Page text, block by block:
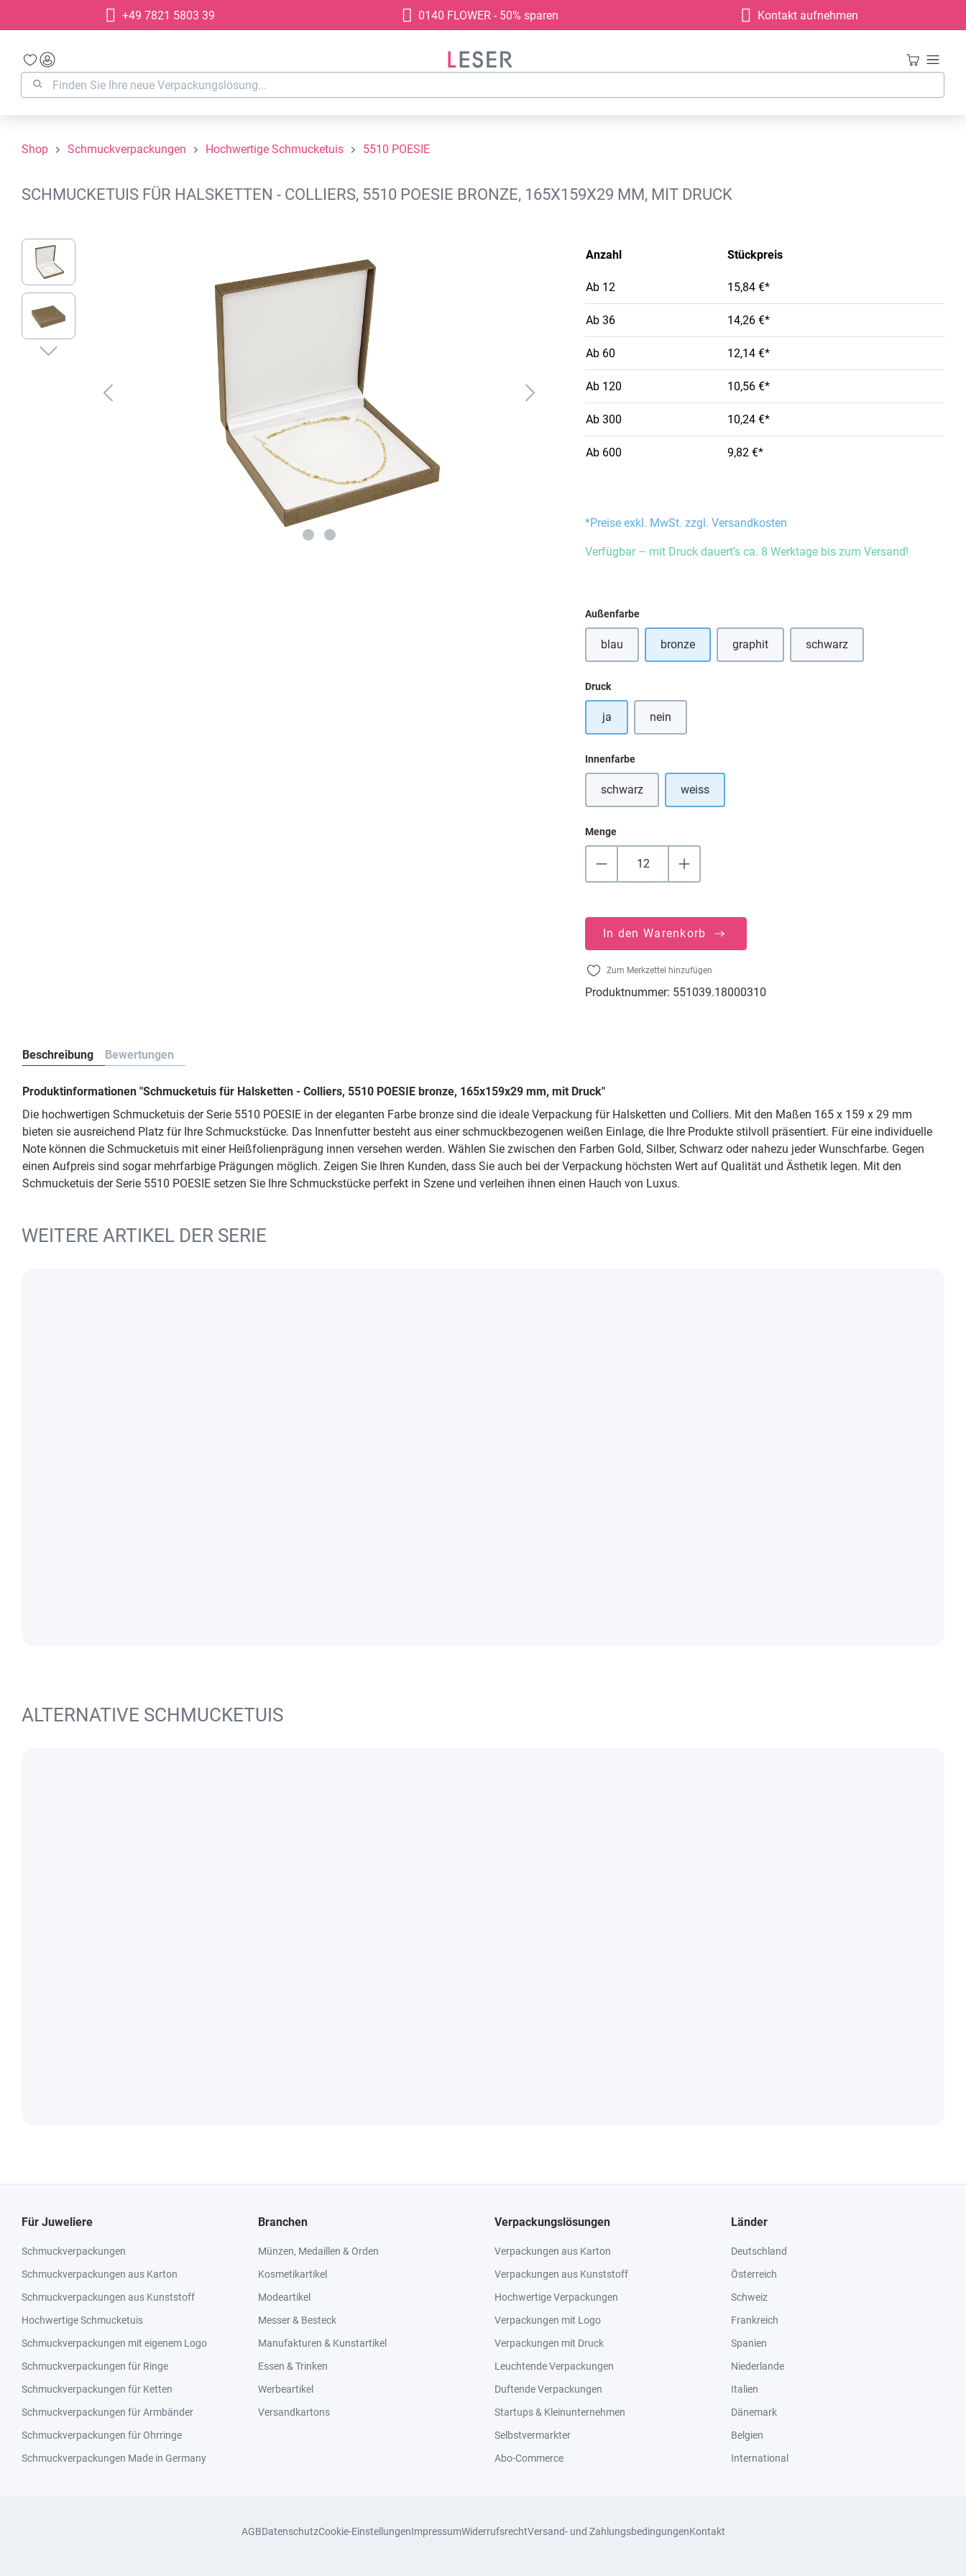
Zur Hauptnavigation springen
+49 7821 5803 39 0140 FLOWER - 50% sparen Kontakt aufnehmen
Shop Schmuckverpackungen Hochwertige Schmucketuis 5510 POESIE
SCHMUCKETUIS FÜR HALSKETTEN - COLLIERS, 5510 POESIE BRONZE, 165X159X29 MM, MIT DRUCK
Bildergalerie überspringen
Anzahl Stückpreis
Ab 12 15,84 €*
Ab 36 14,26 €*
Ab 60 12,14 €*
Ab 120 10,56 €*
Ab 300 10,24 €*
Ab 600 9,82 €*
*Preise exkl. MwSt. zzgl. Versandkosten
Verfügbar – mit Druck dauert’s ca. 8 Werktage bis zum Versand!
Außenfarbeauswählen
blau bronze graphit(Diese Option ist zurzeit nicht verfügbar.)
schwarz(Diese Option ist zurzeit nicht
Druckauswählen
ja nein
Innenfarbeauswählen
schwarz weiss
Menge
In den Warenkorb
Zum Merkzettel hinzufügen
Produktnummer: 551039.18000310
Beschreibung Bewertungen
Produktinformationen "Schmucketuis für Halsketten - Colliers, 5510 POESIE bronze, 165x159x29 mm, mit Druck"
Die hochwertigen Schmucketuis der Serie 5510 POESIE in der eleganten Farbe bronze sind die ideale Verpackung für Halsketten und Colliers. Mit den Maßen 165 x 159 x 29 mm
bieten sie ausreichend Platz für Ihre Schmuckstücke. Das Innenfutter besteht aus einer schmuckbezogenen weißen Einlage, die Ihre Produkte stilvoll präsentiert. Für eine individuelle
Note können die Schmucketuis mit einer Heißfolienprägung innen versehen werden. Wählen Sie zwischen den Farben Gold, Silber, Schwarz oder nahezu jeder Wunschfarbe. Gegen
einen Aufpreis sind sogar mehrfarbige Prägungen möglich. Zeigen Sie Ihren Kunden, dass Sie auch bei der Verpackung höchsten Wert auf Qualität und Ästhetik legen. Mit den
Schmucketuis der Serie 5510 POESIE setzen Sie Ihre Schmuckstücke perfekt in Szene und verleihen ihnen einen Hauch von Luxus.
WEITERE ARTIKEL DER SERIE
ALTERNATIVE SCHMUCKETUIS
Für Juweliere
Schmuckverpackungen
Schmuckverpackungen aus Karton
Schmuckverpackungen aus Kunststoff
Hochwertige Schmucketuis
Schmuckverpackungen mit eigenem Logo
Schmuckverpackungen für Ringe
Schmuckverpackungen für Ketten
Schmuckverpackungen für Armbänder
Schmuckverpackungen für Ohrringe
Schmuckverpackungen Made in Germany
Branchen
Münzen, Medaillen & Orden
Kosmetikartikel
Modeartikel
Messer & Besteck
Manufakturen & Kunstartikel
Essen & Trinken
Werbeartikel
Versandkartons
Verpackungslösungen
Verpackungen aus Karton
Verpackungen aus Kunststoff
Hochwertige Verpackungen
Verpackungen mit Logo
Verpackungen mit Druck
Leuchtende Verpackungen
Duftende Verpackungen
Startups & Kleinunternehmen
Selbstvermarkter
Abo-Commerce
Länder
Deutschland
Österreich
Schweiz
Frankreich
Spanien
Niederlande
Italien
Dänemark
Belgien
International
AGBDatenschutzCookie-EinstellungenImpressumWiderrufsrechtVersand- und ZahlungsbedingungenKontakt